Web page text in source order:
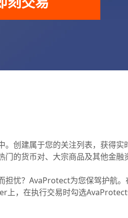
。创建属于您的关注列表，获得
门的货币对、大宗商品及其他金
担忧？AvaProtect为您保驾护航
上，在执行交易时勾选